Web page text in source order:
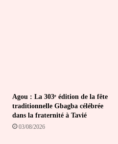
Agou : La 303ᵉ édition de la fête
traditionnelle Gbagba célébrée
dans la fraternité à Tavié
03/08/2026